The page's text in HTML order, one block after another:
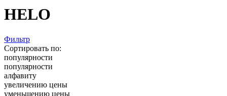
HELO
Фильтр
Сортировать по:
популярности
популярности
алфавиту
увеличению цены
уменьшению цены